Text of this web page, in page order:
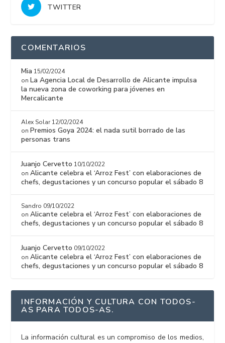
TWITTER
COMENTARIOS
Mia 15/02/2024
onLa Agencia Local de Desarrollo de Alicante impulsa
la nueva zona de coworking para jóvenes en
Mercalicante
Alex Solar 12/02/2024
onPremios Goya 2024: el nada sutil borrado de las
personas trans
Juanjo Cervetto 10/10/2022
onAlicante celebra el ‘Arroz Fest’ con elaboraciones de
chefs, degustaciones y un concurso popular el sábado 8
Sandro 09/10/2022
onAlicante celebra el ‘Arroz Fest’ con elaboraciones de
chefs, degustaciones y un concurso popular el sábado 8
Juanjo Cervetto 09/10/2022
onAlicante celebra el ‘Arroz Fest’ con elaboraciones de
chefs, degustaciones y un concurso popular el sábado 8
INFORMACIÓN Y CULTURA CON TODOS-
AS PARA TODOS-AS.
La información cultural es un compromiso de los medios,